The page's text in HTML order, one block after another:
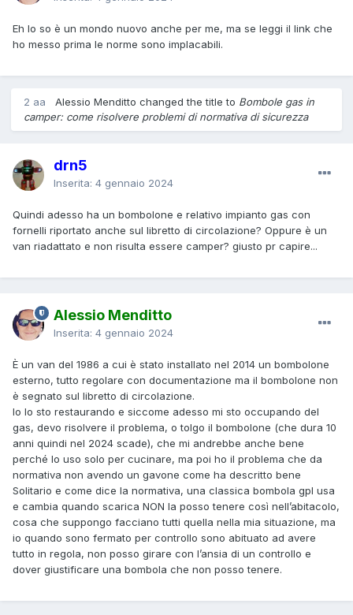
Eh lo so è un mondo nuovo anche per me, ma se leggi il link che
ho messo prima le norme sono implacabili.
2 aa Alessio Menditto changed the title to Bombole gas in
camper: come risolvere problemi di normativa di sicurezza
drn5
Inserita: 4 gennaio 2024
Quindi adesso ha un bombolone e relativo impianto gas con
fornelli riportato anche sul libretto di circolazione? Oppure è un
van riadattato e non risulta essere camper? giusto pr capire...
Alessio Menditto
Inserita: 4 gennaio 2024
È un van del 1986 a cui è stato installato nel 2014 un bombolone
esterno, tutto regolare con documentazione ma il bombolone non
è segnato sul libretto di circolazione.
Io lo sto restaurando e siccome adesso mi sto occupando del
gas, devo risolvere il problema, o tolgo il bombolone (che dura 10
anni quindi nel 2024 scade), che mi andrebbe anche bene
perché lo uso solo per cucinare, ma poi ho il problema che da
normativa non avendo un gavone come ha descritto bene
Solitario e come dice la normativa, una classica bombola gpl usa
e cambia quando scarica NON la posso tenere così nell’abitacolo,
cosa che suppongo facciano tutti quella nella mia situazione, ma
io quando sono fermato per controllo sono abituato ad avere
tutto in regola, non posso girare con l’ansia di un controllo e
dover giustificare una bombola che non posso tenere.